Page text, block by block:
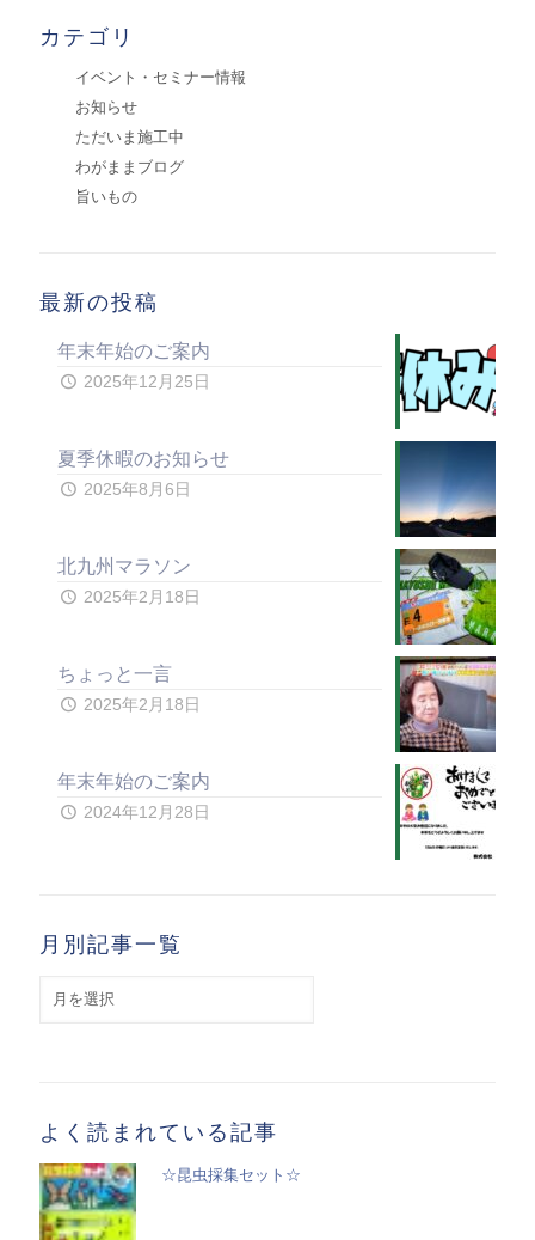
カテゴリ
イベント・セミナー情報
お知らせ
ただいま施工中
わがままブログ
旨いもの
最新の投稿
年末年始のご案内
2025年12月25日
夏季休暇のお知らせ
2025年8月6日
北九州マラソン
2025年2月18日
ちょっと一言
2025年2月18日
年末年始のご案内
2024年12月28日
月別記事一覧
よく読まれている記事
☆昆虫採集セット☆